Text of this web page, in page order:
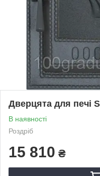
Дверцята для печі
В наявності
Роздріб
15 810 ₴